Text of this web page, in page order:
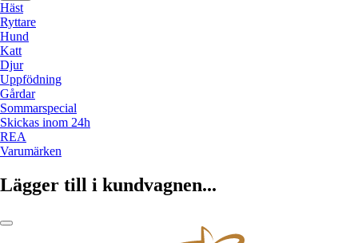
Häst
Ryttare
Hund
Katt
Djur
Uppfödning
Gårdar
Sommarspecial
Skickas inom 24h
REA
Varumärken
Lägger till i kundvagnen...